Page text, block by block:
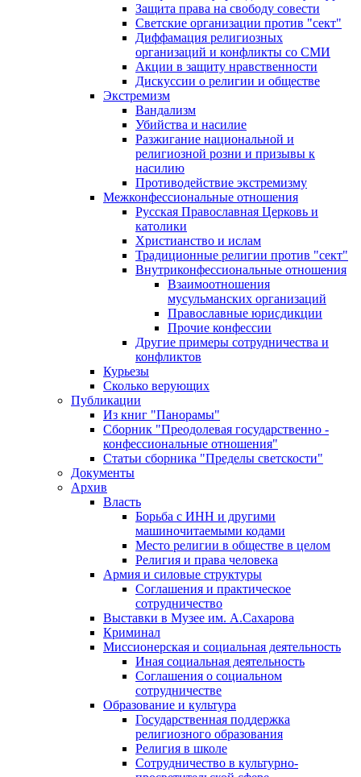
Защита права на свободу совести
Светские организации против "сект"
Диффамация религиозных
организаций и конфликты со СМИ
Акции в защиту нравственности
Дискуссии о религии и обществе
Экстремизм
Вандализм
Убийства и насилие
Разжигание национальной и
религиозной розни и призывы к
насилию
Противодействие экстремизму
Межконфессиональные отношения
Русская Православная Церковь и
католики
Христианство и ислам
Традиционные религии против "сект"
Внутриконфессиональные отношения
Взаимоотношения
мусульманских организаций
Православные юрисдикции
Прочие конфессии
Другие примеры сотрудничества и
конфликтов
Курьезы
Сколько верующих
Публикации
Из книг "Панорамы"
Сборник "Преодолевая государственно -
конфессиональные отношения"
Статьи сборника "Пределы светскости"
Документы
Архив
Власть
Борьба с ИНН и другими
машиночитаемыми кодами
Место религии в обществе в целом
Религия и права человека
Армия и силовые структуры
Соглашения и практическое
сотрудничество
Выставки в Музее им. А.Сахарова
Криминал
Миссионерская и социальная деятельность
Иная социальная деятельность
Соглашения о социальном
сотрудничестве
Образование и культура
Государственная поддержка
религиозного образования
Религия в школе
Сотрудничество в культурно-